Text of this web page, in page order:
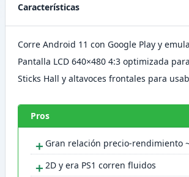
Características
Corre Android 11 con Google Play y
Pantalla LCD 640×480 4:3 optimizada
Sticks Hall y altavoces frontales para
Pros
＋ Gran relación precio-rendimiento
＋ 2D y era PS1 corren fluidos